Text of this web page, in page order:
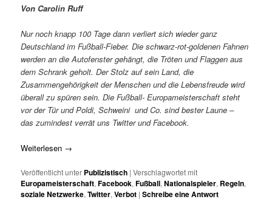
Von Carolin Ruff
Nur noch knapp 100 Tage dann verliert sich wieder ganz
Deutschland im Fußball-Fieber. Die schwarz-rot-goldenen Fahnen
werden an die Autofenster gehängt, die Tröten und Flaggen aus
dem Schrank geholt. Der Stolz auf sein Land, die
Zusammengehörigkeit der Menschen und die Lebensfreude wird
überall zu spüren sein. Die Fußball- Europameisterschaft steht
vor der Tür und Poldi, Schweini und Co. sind bester Laune –
das zumindest verrät uns Twitter und Facebook.
Weiterlesen →
Veröffentlicht unter Publizistisch |Verschlagwortet mit
Europameisterschaft,Facebook,Fußball,Nationalspieler, Regeln,
soziale Netzwerke,Twitter,Verbot |Schreibe eine Antwort